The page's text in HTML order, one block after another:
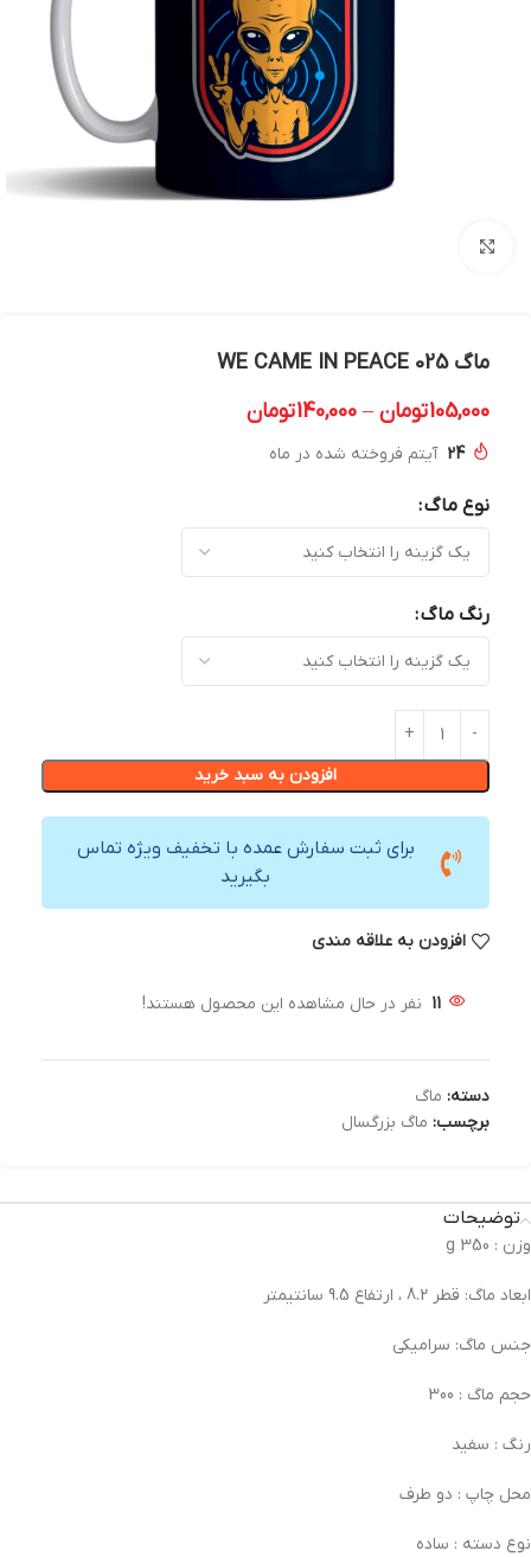
ماگ 025 WE CAME IN PEACE
105,000تومان –
140,000تومان
24 آیتم فروخته شده در ماه
نوع ماگ
رنگ ماگ
افزودن به سبد خرید
برای ثبت سفارش عمده با تخفیف ویژه تماس
بگیرید
افزودن به علاقه مندی
11 نفر در حال مشاهده این محصول هستند!
دسته: ماگ
برچسب: ماگ بزرگسال
توضیحات
وزن : 350 g
ابعاد ماگ: قطر 8.2 ، ارتفاع 9.5 سانتیمتر
جنس ماگ: سرامیکی
حجم ماگ : 300
رنگ : سفید
محل چاپ : دو طرف
نوع دسته : ساده